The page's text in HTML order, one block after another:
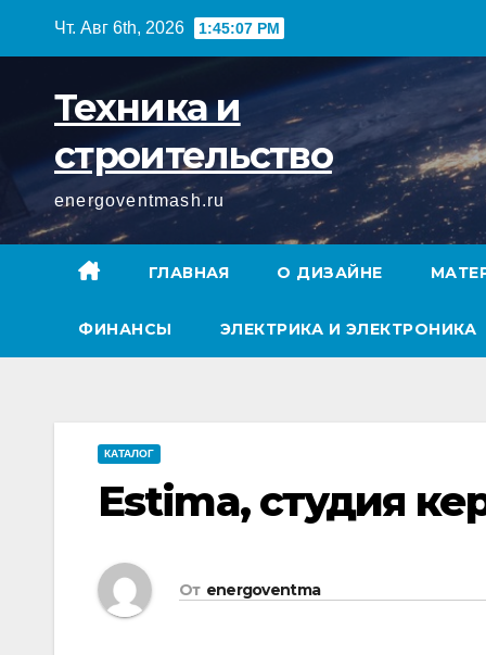
Чт. Авг 6th, 2026 1:45:08 PM
Техника и
строительство
energoventmash.ru
ГЛАВНАЯ О ДИЗАЙНЕ
ФИНАНСЫ ЭЛЕКТРИКА И ЭЛЕКТРОНИКА
КАТАЛОГ
Estima, студия
От energoventma